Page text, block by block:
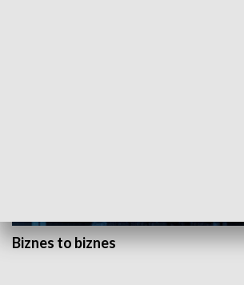
Biznes to biznes